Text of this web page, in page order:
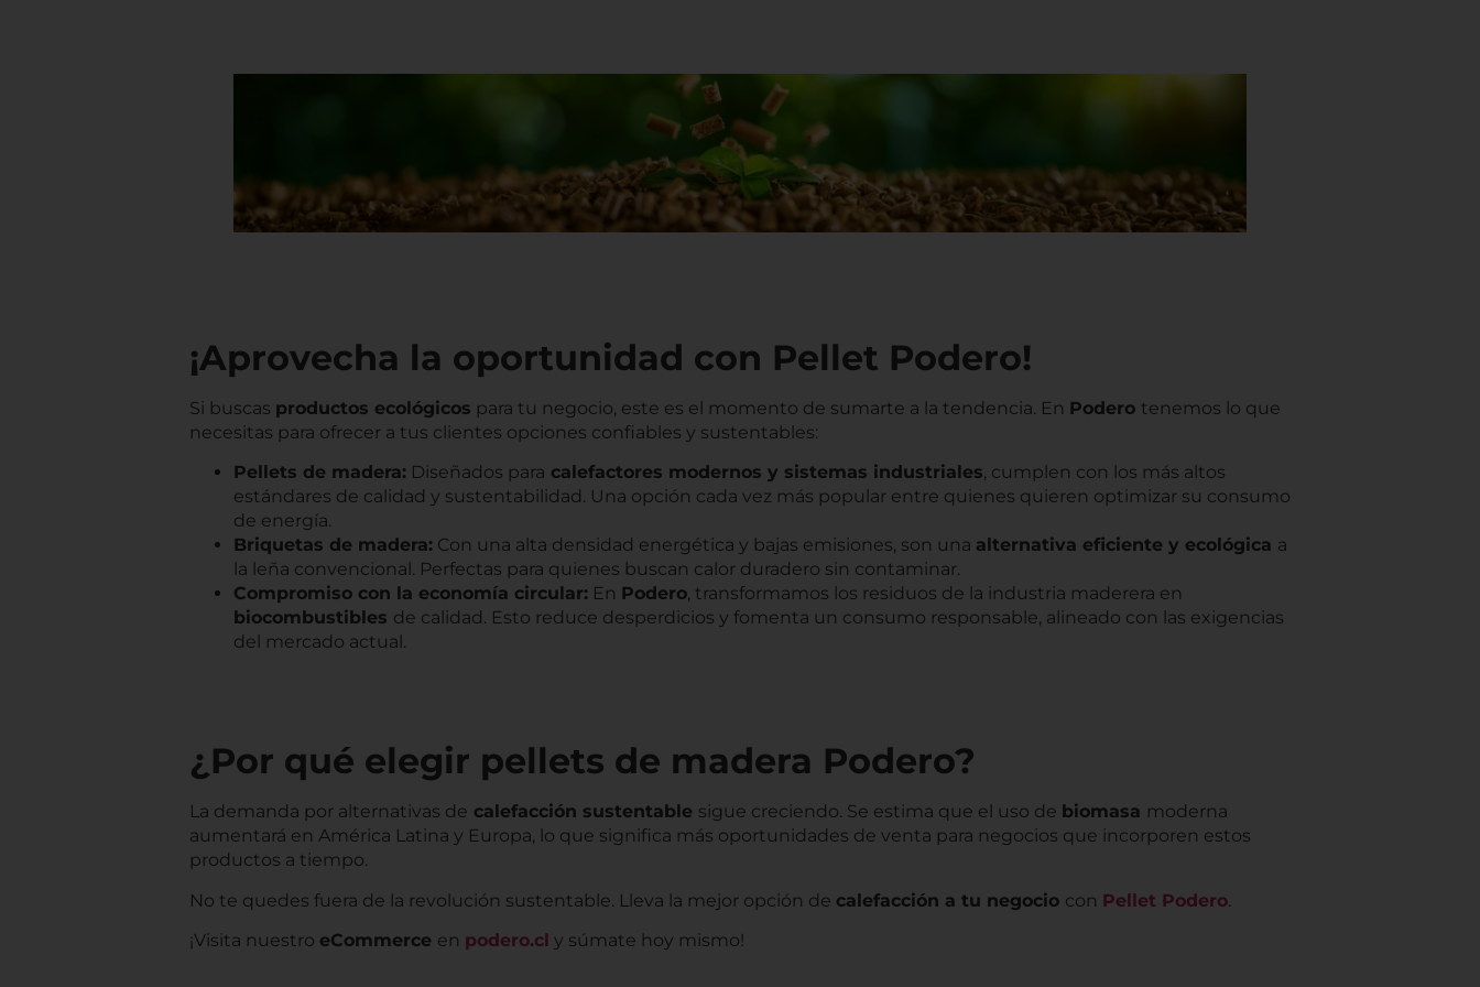
¡Aprovecha la oportunidad con Pellet Podero!
Si buscas productos ecológicos para tu negocio, este es el momento de sumarte a la tendencia. En Podero tenemos lo que
necesitas para ofrecer a tus clientes opciones confiables y sustentables:
Pellets de madera: Diseñados para calefactores modernos y sistemas industriales, cumplen con los más altos
estándares de calidad y sustentabilidad. Una opción cada vez más popular entre quienes quieren optimizar su consumo
de energía.
Briquetas de madera: Con una alta densidad energética y bajas emisiones, son una alternativa eficiente y ecológica a
la leña convencional. Perfectas para quienes buscan calor duradero sin contaminar.
Compromiso con la economía circular: En Podero, transformamos los residuos de la industria maderera en
biocombustibles de calidad. Esto reduce desperdicios y fomenta un consumo responsable, alineado con las exigencias
del mercado actual.
¿Por qué elegir pellets de madera Podero?
La demanda por alternativas de calefacción sustentable sigue creciendo. Se estima que el uso de biomasa moderna
aumentará en América Latina y Europa, lo que significa más oportunidades de venta para negocios que incorporen estos
productos a tiempo.
No te quedes fuera de la revolución sustentable. Lleva la mejor opción de calefacción a tu negocio con Pellet Podero
¡Visita nuestro eCommerce en podero.cl y súmate hoy mismo!